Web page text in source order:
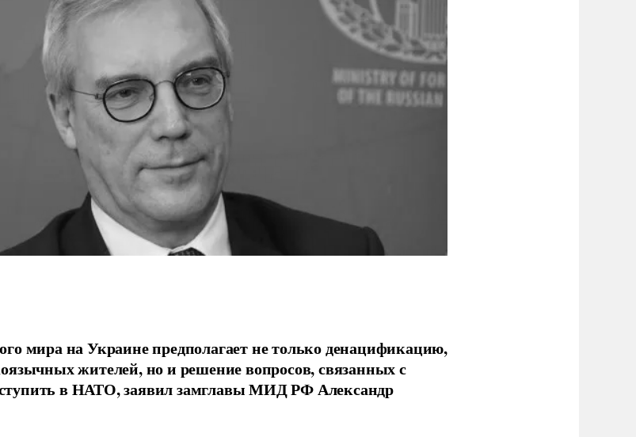
мира на Украине предполагает не только денацификацию,
жителей, но и решение вопросов, связанных с
в НАТО, заявил замглавы МИД РФ Александр